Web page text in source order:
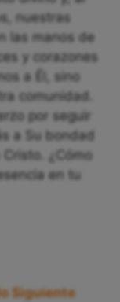
nuestras
las manos de
y corazones
a Él, sino
comunidad.
por seguir
a Su bondad
¿Cómo
en tu
Siguiente